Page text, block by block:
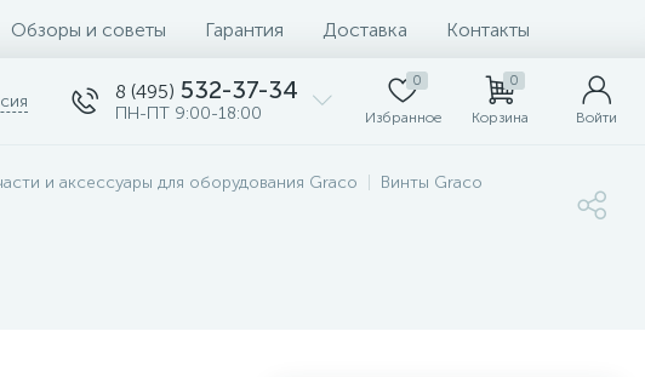
Обзоры и советы Гарантия Доставка Контакты
8 (495) 532-37-34
ПН-ПТ 9:00-18:00
0
Избранное
0
Корзина Войти
и аксессуары для оборудования Graco Винты Graco